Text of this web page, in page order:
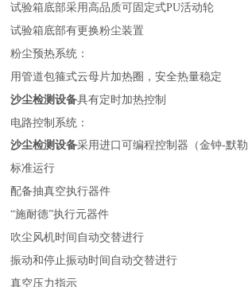
试验箱底部采用高品质可固定式PU活动轮
试验箱底部有更换粉尘装置
粉尘预热系统：
用管道包箍式云母片加热圈，安全热量稳定
沙尘检测设备具有定时加热控制
电路控制系统：
沙尘检测设备采用进口可编程控制器 （金钟-默勒
标准运行
配备抽真空执行器件
“施耐德”执行元器件
吹尘风机时间自动交替进行
振动和停止振动时间自动交替进行
真空压力指示